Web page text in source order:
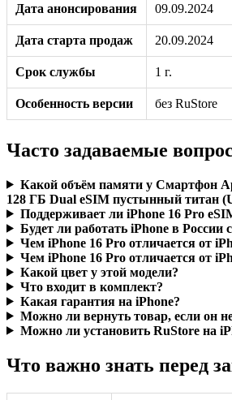
Дата анонсирования 09.09.2024
Дата старта продаж 20.09.2024
Срок службы 1 г.
Особенность версии без RuStore
Часто задаваемые
Какой объём памяти у Смартфон
128 ГБ Dual eSIM пустынный титан
Поддерживает ли iPhone 16 Pro
Будет ли работать iPhone в России
Чем iPhone 16 Pro отличается от
Чем iPhone 16 Pro отличается от
Какой цвет у этой модели?
Что входит в комплект?
Какая гарантия на iPhone?
Можно ли вернуть товар, если он
Можно ли установить RuStore на
Что важно знать перед